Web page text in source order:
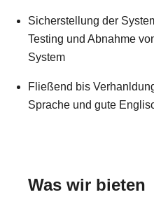
Sicherstellung der
Testing und Abnahme
System
Fließend bis
Sprache und gute
Was wir bieten